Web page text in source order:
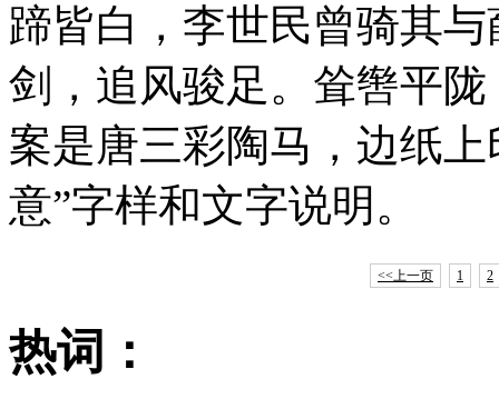
蹄皆白，李世民曾骑其
剑，追风骏足。耸辔平
案是唐三彩陶马，边纸
意”字样和文字说明。
<<上一页 1 2
热词：